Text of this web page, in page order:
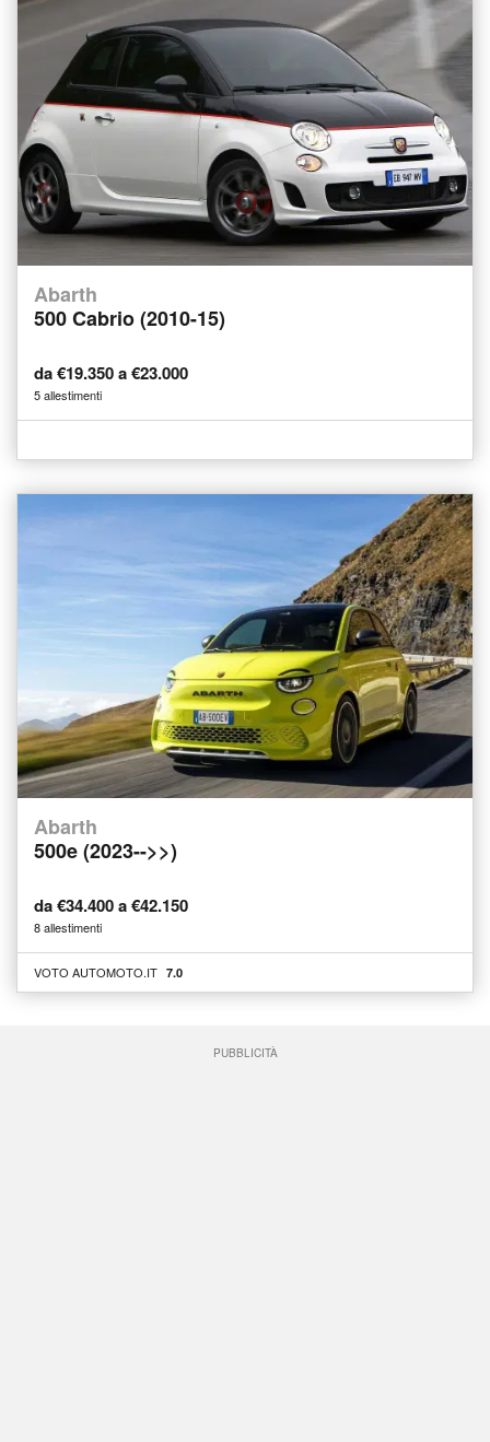
Abarth
500 Cabrio (2010-15)
da €19.350 a €23.000
5 allestimenti
Abarth
500e (2023-->>)
da €34.400 a €42.150
8 allestimenti
VOTO AUTOMOTO.IT 7.0
PUBBLICITÀ